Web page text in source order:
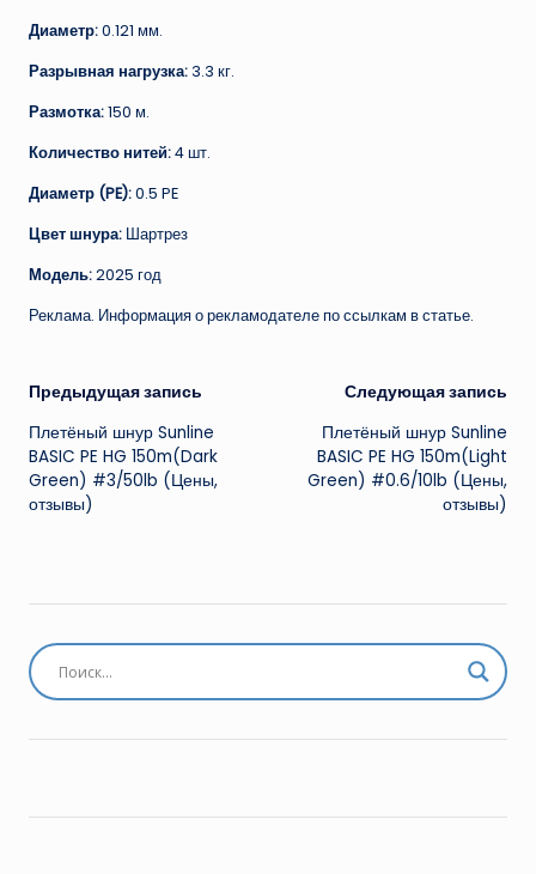
Диаметр:0.121 мм.
Разрывная нагрузка: 3.3 кг.
Размотка:150 м.
Количество нитей:4 шт.
Диаметр (PE):0.5 PE
Цвет шнура: Шартрез
Модель:2025 год
Реклама. Информация о рекламодателе по ссылкам в статье.
Навигация
записи
Предыдущая запись
Плетёный шнур Sunline
BASIC PE HG 150m(Dark
Green) #3/50lb (Цены,
отзывы)
Следующая запись
Плетёный шнур Sunline
BASIC PE HG 150m(Light
Green) #0.6/10lb (Цены,
отзывы)